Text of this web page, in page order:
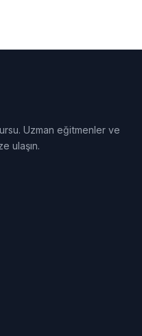
Uzman eğitmenler ve
ulaşın.